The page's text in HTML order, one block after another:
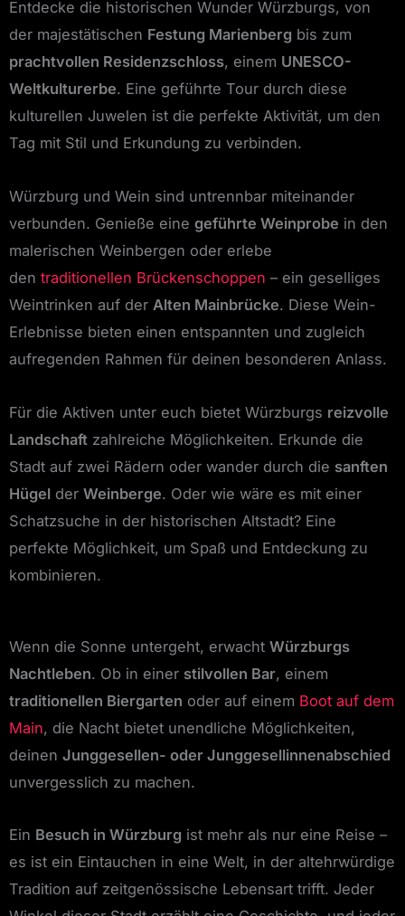
Entdecke die historischen Wunder Würzburgs, von
der majestätischen Festung Marienberg bis zum
prachtvollen Residenzschloss, einem UNESCO-
Weltkulturerbe. Eine geführte Tour durch diese
kulturellen Juwelen ist die perfekte Aktivität, um den
Tag mit Stil und Erkundung zu verbinden.
Würzburg und Wein sind untrennbar miteinander
verbunden. Genieße eine geführte Weinprobe in den
malerischen Weinbergen oder erlebe
den traditionellen Brückenschoppen – ein geselliges
Weintrinken auf der Alten Mainbrücke. Diese Wein-
Erlebnisse bieten einen entspannten und zugleich
aufregenden Rahmen für deinen besonderen Anlass.
Für die Aktiven unter euch bietet Würzburgs reizvolle
Landschaft zahlreiche Möglichkeiten. Erkunde die
Stadt auf zwei Rädern oder wander durch die sanften
Hügel der Weinberge. Oder wie wäre es mit einer
Schatzsuche in der historischen Altstadt? Eine
perfekte Möglichkeit, um Spaß und Entdeckung zu
kombinieren.
Wenn die Sonne untergeht, erwacht Würzburgs
Nachtleben. Ob in einer stilvollen Bar, einem
traditionellen Biergarten oder auf einem Boot auf dem
Main, die Nacht bietet unendliche Möglichkeiten,
deinen Junggesellen- oder Junggesellinnenabschied
unvergesslich zu machen.
Ein Besuch in Würzburg ist mehr als nur eine Reise –
es ist ein Eintauchen in eine Welt, in der altehrwürdige
Tradition auf zeitgenössische Lebensart trifft. Jeder